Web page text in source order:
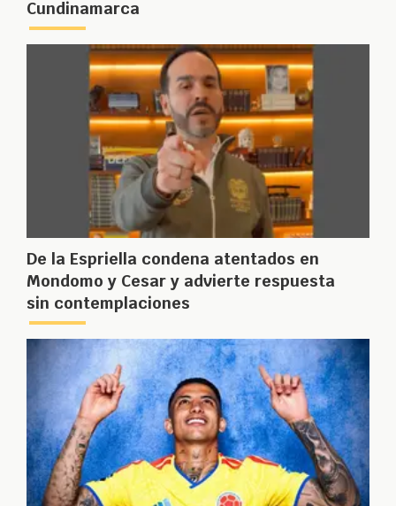
Cundinamarca
De la Espriella condena atentados en
Mondomo y Cesar y advierte respuesta
sin contemplaciones